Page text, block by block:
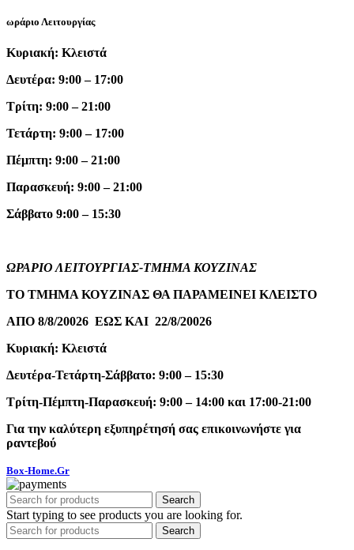
ωράριο Λειτουργίας
Κυριακή: Κλειστά
Δευτέρα: 9:00 – 17:00
Τρίτη: 9:00 – 21:00
Τετάρτη: 9:00 – 17:00
Πέμπτη: 9:00 – 21:00
Παρασκευή: 9:00 – 21:00
Σάββατο 9:00 – 15:30
ΩΡΑΡΙΟ ΛΕΙΤΟΥΡΓΙΑΣ-ΤΜΗΜΑ ΚΟΥΖΙΝΑΣ
ΤΟ ΤΜΗΜΑ ΚΟΥΖΙΝΑΣ ΘΑ ΠΑΡΑΜΕΙΝΕΙ ΚΛΕΙΣΤΟ
ΑΠΟ 8/8/20026 ΕΩΣ ΚΑΙ 22/8/20026
Κυριακή: Κλειστά
Δευτέρα-Τετάρτη-Σάββατο: 9:00 – 15:30
Τρίτη-Πέμπτη-Παρασκευή: 9:00 – 14:00 και 17:00-21:00
Για την καλύτερη εξυπηρέτησή σας επικοινωνήστε για
ραντεβού
Box-Home.Gr
Search
Start typing to see products you are looking for.
Search